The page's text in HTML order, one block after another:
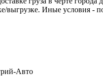
выгрузке. Иные условия -
Авто